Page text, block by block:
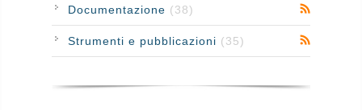
Documentazione (38)
Strumenti e pubblicazioni (35)